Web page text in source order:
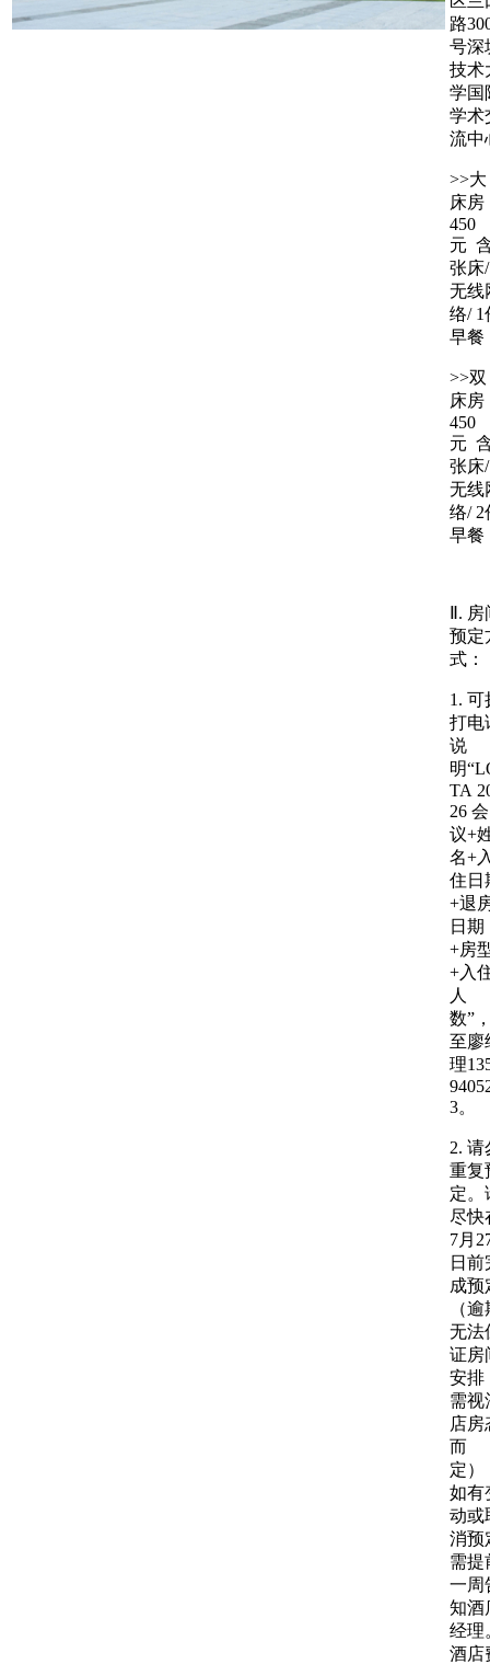
路
号深
技术
学国
学术
流中
>>大
床房
450
元
张床/
无线
络/ 1
早餐
>>双
床房
450
元
张床/
无线
络/ 2
早餐
Ⅱ.
预定
式：
1. 可
打电
说
明
TA
26 会
议+
名+
住日
+退
日期
+房
+入
人
数”
至廖
理
3。
2. 请
重复
定。
尽快
7月
日前
成预
（
无法
证房
安排
需视
店房
而
定）
如有
动或
消预
需提
一周
知酒
经理
酒店